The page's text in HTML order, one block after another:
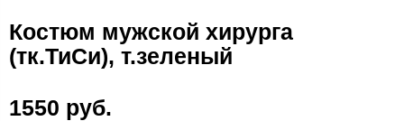
Костюм мужской хирурга
(тк.ТиСи), т.зеленый
1550 руб.